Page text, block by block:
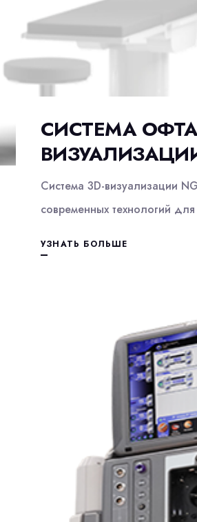
СИСТЕМА
Система 3D-визуализации
современных технологий
УЗНАТЬ БОЛЬШЕ